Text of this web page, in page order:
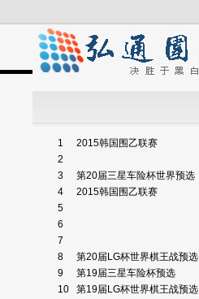
1 2015韩国围乙联赛
2
3
第20届三星车险杯世界预选
4
2015韩国围乙联赛
5
6
7
8
第20届LG杯世界棋王战预选
9
第19届三星车险杯预选
10
第19届LG杯世界棋王战预选